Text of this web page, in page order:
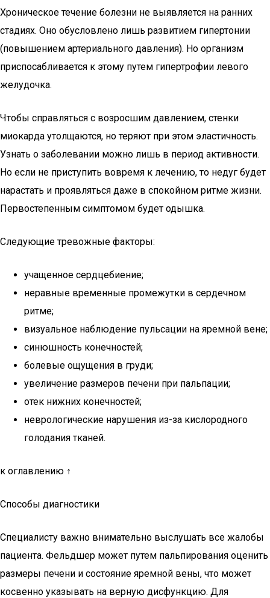
Хроническое течение болезни не выявляется на ранних
стадиях. Оно обусловлено лишь развитием гипертонии
(повышением артериального давления). Но организм
приспосабливается к этому путем гипертрофии левого
желудочка.
Чтобы справляться с возросшим давлением, стенки
миокарда утолщаются, но теряют при этом эластичность.
Узнать о заболевании можно лишь в период активности.
Но если не приступить вовремя к лечению, то недуг будет
нарастать и проявляться даже в спокойном ритме жизни.
Первостепенным симптомом будет одышка.
Следующие тревожные факторы:
учащенное сердцебиение;
неравные временные промежутки в сердечном
ритме;
визуальное наблюдение пульсации на яремной вене;
синюшность конечностей;
болевые ощущения в груди;
увеличение размеров печени при пальпации;
отек нижних конечностей;
неврологические нарушения из-за кислородного
голодания тканей.
к оглавлению ↑
Способы диагностики
Специалисту важно внимательно выслушать все жалобы
пациента. Фельдшер может путем пальпирования оценить
размеры печени и состояние яремной вены, что может
косвенно указывать на верную дисфункцию. Для